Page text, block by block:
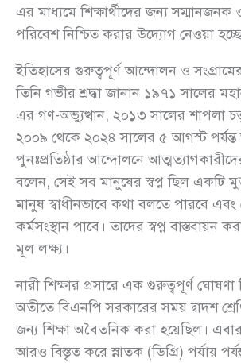
এর মাধ্যমে শিক্ষার্থীদের জন্য সম্মানজনক
পরিবেশ নিশ্চিত করার উদ্যোগ নেওয়া
ইতিহাসের গুরুত্বপূর্ণ আন্দোলন ও
তিনি গভীর শ্রদ্ধা জানান ১৯৭১ সালের
এর গণ-অভ্যুত্থান, ২০১৩ সালের শাপলা
২০০৯ থেকে ২০২৪ সালের ৫ আগস্ট পর্যন্ত
পুনঃপ্রতিষ্ঠার আন্দোলনে
বলেন, সেই সব মানুষের স্বপ্ন ছিল একটি
মানুষ স্বাধীনভাবে কথা বলতে পারবে এবং
কর্মসংস্থান পাবে। তাদের স্বপ্ন বাস্তবায়ন
মূল লক্ষ্য।
নারী শিক্ষার প্রসারে এক গুরুত্বপূর্ণ ঘোষণা
অতীতে বিএনপি সরকারের সময় দ্বাদশ
জন্য শিক্ষা অবৈতনিক করা হয়েছিল।
আরও বিস্তৃত করে স্নাতক (ডিগ্রি) পর্যায়